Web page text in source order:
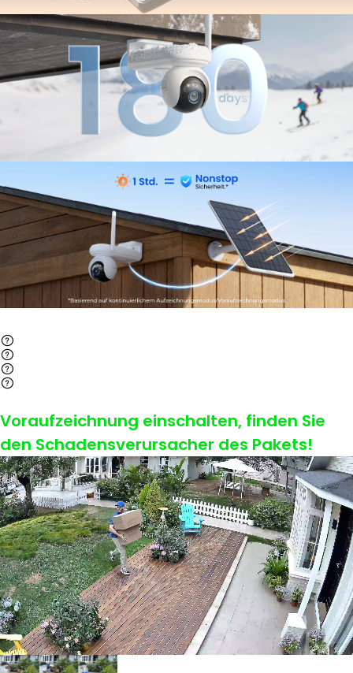
Voraufzeichnung einschalten, finden Sie
den Schadensverursacher des Pakets!